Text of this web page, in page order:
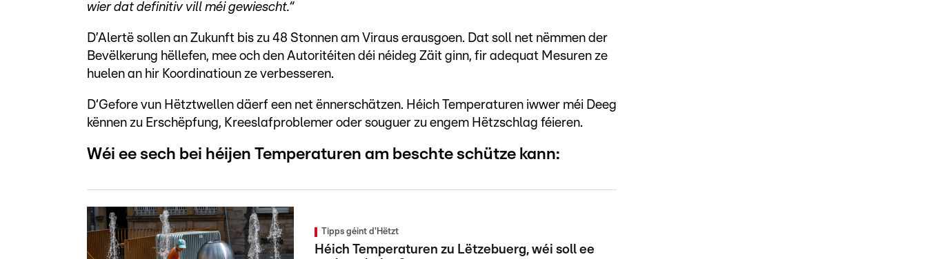
wier dat definitiv vill méi gewiescht.“
D’Alertë sollen an Zukunft bis zu 48 Stonnen am Viraus erausgoen. Dat soll net nëmmen der
Bevëlkerung hëllefen, mee och den Autoritéiten déi néideg Zäit ginn, fir adequat Mesuren ze
huelen an hir Koordinatioun ze verbesseren.
D‘Gefore vun Hëtztwellen däerf een net ënnerschätzen. Héich Temperaturen iwwer méi Deeg
kënnen zu Erschëpfung, Kreeslafproblemer oder souguer zu engem Hëtzschlag féieren.
Wéi ee sech bei héijen Temperaturen am beschte schütze kann:
Tipps géint d'Hëtzt
Héich Temperaturen zu Lëtzebuerg, wéi soll ee